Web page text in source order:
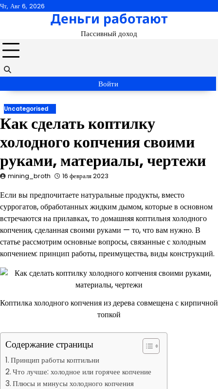
Перейти
Чт, Авг 6, 2026
Деньги работают
Пассивный доход
Войти
Uncategorised
Как сделать коптилку
холодного копчения своими
руками, материалы, чертежи
mining_broth 16 февраля 2023
Если вы предпочитаете натуральные продукты, вместо
суррогатов, обработанных жидким дымом, которые в основном
встречаются на прилавках, то домашняя коптильня холодного
копчения, сделанная своими руками — то, что вам нужно. В
статье рассмотрим основные вопросы, связанные с холодным
копчением: принцип работы, преимущества, виды конструкций.
Коптилка холодного копчения из дерева совмещена с кирпичной
топкой
Содержание страницы
Принцип работы коптильни
Что лучше: холодное или горячее копчение
Плюсы и минусы холодного копчения